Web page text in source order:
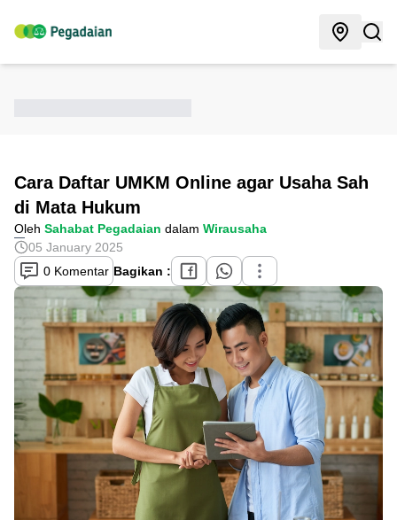
Cara Daftar UMKM Online agar Usaha Sah
di Mata Hukum
Oleh Sahabat Pegadaian dalam Wirausaha
05 January 2025
0 Komentar Bagikan :